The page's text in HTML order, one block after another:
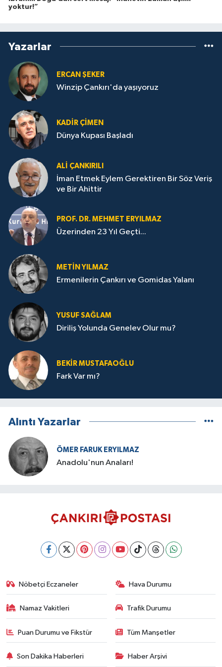
yoktur!”
Yazarlar
ERCAN ŞEKER
Winzip Çankırı'da yaşıyoruz
KADIR ÇIMEN
Dünya Kupası Başladı
ALI ÇANKIRILI
İman Etmek Eylem Gerektiren Bir Söz Veriş
ve Bir Ahittir
PROF. DR. MEHMET ERYILMAZ
Üzerinden 23 Yıl Geçti...
METIN YILMAZ
Ermenilerin Çankırı ve Gomidas Yalanı
YUSUF SAĞLAM
Diriliş Yolunda Genelev Olur mu?
BEKIR MUSTAFAOĞLU
Fark Var mı?
Alıntı Yazarlar
ÖMER FARUK ERYILMAZ
Anadolu'nun Anaları!
Nöbetçi Eczaneler Hava Durumu
Namaz Vakitleri Trafik Durumu
Puan Durumu ve Fikstür Tüm Manşetler
Son Dakika Haberleri Haber Arşivi